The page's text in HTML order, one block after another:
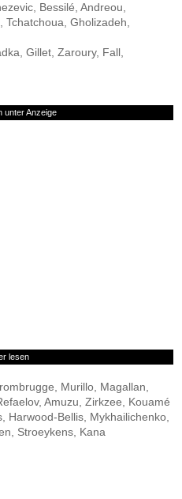
Bessilé, Andreou,
Gholizadeh,
Gillet, Zaroury, Fall,
unter Anzeige
lesen
Murillo, Magallan,
Amuzu, Zirkzee, Kouamé
Harwood-Bellis, Mykhailichenko,
Stroeykens, Kana